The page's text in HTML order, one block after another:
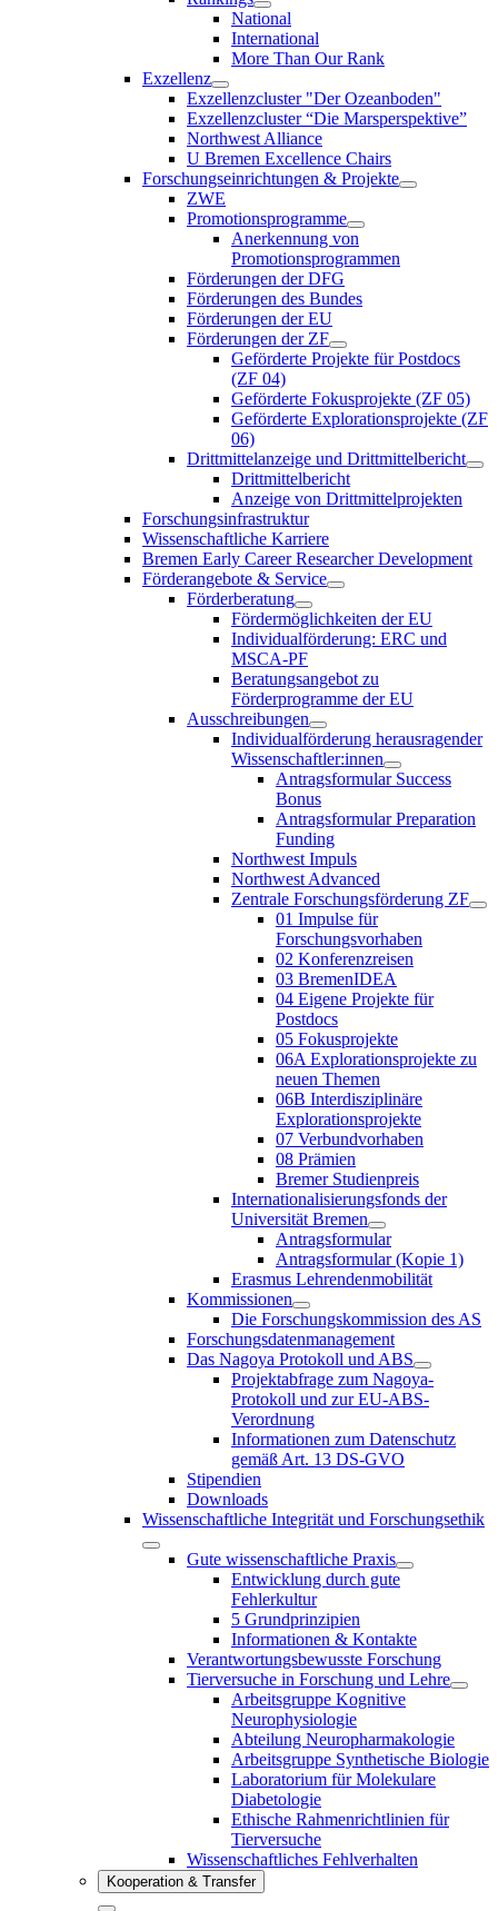
National
International
More Than Our Rank
Exzellenz
Exzellenzcluster "Der Ozeanboden"
Exzellenzcluster “Die Marsperspektive”
Northwest Alliance
U Bremen Excellence Chairs
Forschungseinrichtungen & Projekte
ZWE
Promotionsprogramme
Anerkennung von
Promotionsprogrammen
Förderungen der DFG
Förderungen des Bundes
Förderungen der EU
Förderungen der ZF
Geförderte Projekte für Postdocs
(ZF 04)
Geförderte Fokusprojekte (ZF 05)
Geförderte Explorationsprojekte (ZF
06)
Drittmittelanzeige und Drittmittelbericht
Drittmittelbericht
Anzeige von Drittmittelprojekten
Forschungsinfrastruktur
Wissenschaftliche Karriere
Bremen Early Career Researcher Development
Förderangebote & Service
Förderberatung
Fördermöglichkeiten der EU
Individualförderung: ERC und
MSCA-PF
Beratungsangebot zu
Förderprogramme der EU
Ausschreibungen
Individualförderung herausragender
Wissenschaftler:innen
Antragsformular Success
Bonus
Antragsformular Preparation
Funding
Northwest Impuls
Northwest Advanced
Zentrale Forschungsförderung ZF
01 Impulse für
Forschungsvorhaben
02 Konferenzreisen
03 BremenIDEA
04 Eigene Projekte für
Postdocs
05 Fokusprojekte
06A Explorationsprojekte zu
neuen Themen
06B Interdisziplinäre
Explorationsprojekte
07 Verbundvorhaben
08 Prämien
Bremer Studienpreis
Internationalisierungsfonds der
Universität Bremen
Antragsformular
Antragsformular (Kopie 1)
Erasmus Lehrendenmobilität
Kommissionen
Die Forschungskommission des AS
Forschungsdatenmanagement
Das Nagoya Protokoll und ABS
Projektabfrage zum Nagoya-
Protokoll und zur EU-ABS-
Verordnung
Informationen zum Datenschutz
gemäß Art. 13 DS-GVO
Stipendien
Downloads
Wissenschaftliche Integrität und Forschungsethik
Gute wissenschaftliche Praxis
Entwicklung durch gute
Fehlerkultur
5 Grundprinzipien
Informationen & Kontakte
Verantwortungsbewusste Forschung
Tierversuche in Forschung und Lehre
Arbeitsgruppe Kognitive
Neurophysiologie
Abteilung Neuropharmakologie
Arbeitsgruppe Synthetische Biologie
Laboratorium für Molekulare
Diabetologie
Ethische Rahmenrichtlinien für
Tierversuche
Wissenschaftliches Fehlverhalten
Kooperation & Transfer